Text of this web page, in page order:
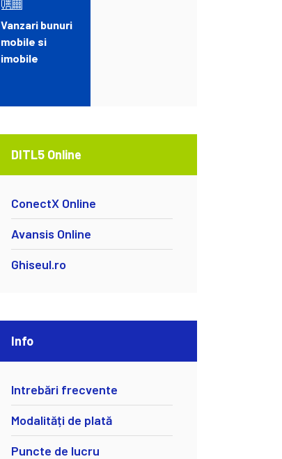
Vanzari bunuri
mobile si
imobile
DITL5 Online
ConectX Online
Avansis Online
Ghiseul.ro
Info
Intrebări frecvente
Modalități de plată
Puncte de lucru